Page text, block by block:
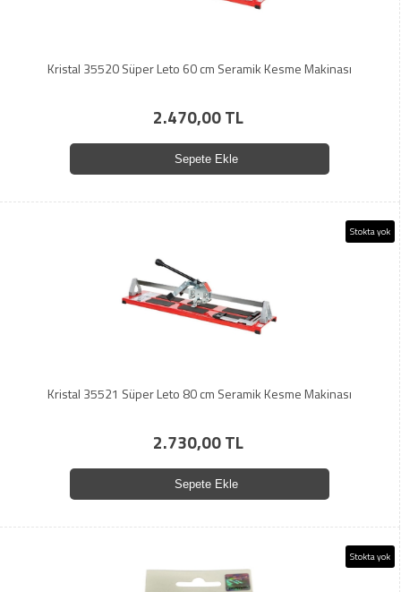
Kristal 35520 Süper Leto 60 cm Seramik Kesme Makinası
2.470,00 TL
Sepete Ekle
Stokta yok
Kristal 35521 Süper Leto 80 cm Seramik Kesme Makinası
2.730,00 TL
Sepete Ekle
Stokta yok